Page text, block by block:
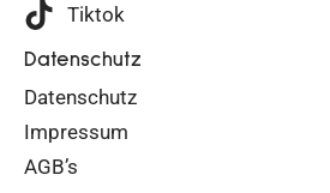
Tiktok
Datenschutz
Datenschutz
Impressum
AGB’s